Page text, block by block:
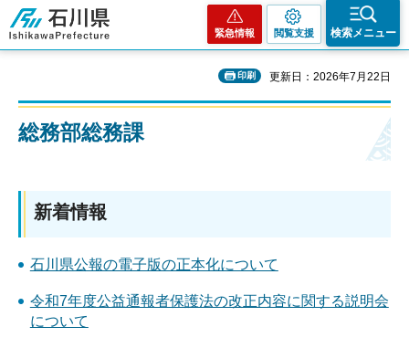
石川県
緊急情報 閲覧支援 検索メニュー
印刷 更新日：2026年7月22日
総務部総務課
新着情報
石川県公報の電子版の正本化について
令和7年度公益通報者保護法の改正内容に関する説明会
について